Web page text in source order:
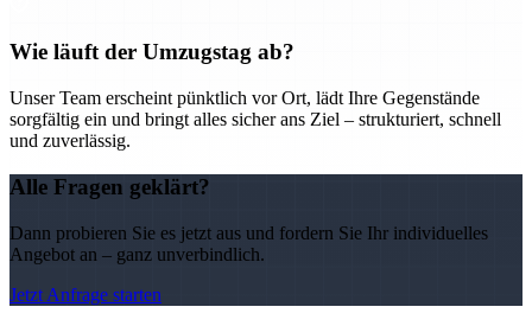
Wie läuft der Umzugstag ab?
Unser Team erscheint pünktlich vor Ort, lädt Ihre Gegenstände
sorgfältig ein und bringt alles sicher ans Ziel – strukturiert, schnell
und zuverlässig.
Alle Fragen geklärt?
Dann probieren Sie es jetzt aus und fordern Sie Ihr individuelles
Angebot an – ganz unverbindlich.
Jetzt Anfrage starten